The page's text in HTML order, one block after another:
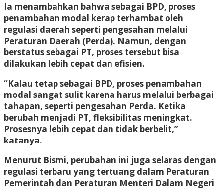
Ia menambahkan bahwa sebagai BPD, proses
penambahan modal kerap terhambat oleh
regulasi daerah seperti pengesahan melalui
Peraturan Daerah (Perda). Namun, dengan
berstatus sebagai PT, proses tersebut bisa
dilakukan lebih cepat dan efisien.
“Kalau tetap sebagai BPD, proses penambahan
modal sangat sulit karena harus melalui berbagai
tahapan, seperti pengesahan Perda. Ketika
berubah menjadi PT, fleksibilitas meningkat.
Prosesnya lebih cepat dan tidak berbelit,”
katanya.
Menurut Bismi, perubahan ini juga selaras dengan
regulasi terbaru yang tertuang dalam Peraturan
Pemerintah dan Peraturan Menteri Dalam Negeri